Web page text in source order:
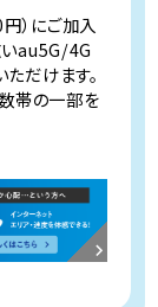
）にご加入
いau5G/4G
だけます。
帯の一部を